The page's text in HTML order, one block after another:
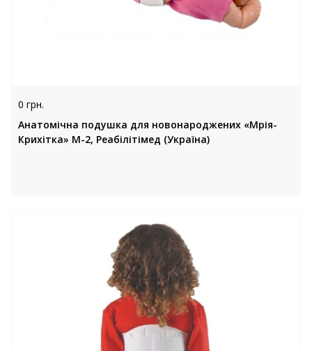
0 грн.
Анатомічна подушка для новонароджених «Мрія-
Крихітка» М-2, Реабілітімед (Україна)